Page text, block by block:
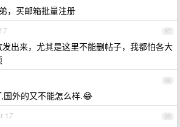
，买邮箱批量注册
97
出来，尤其是这里不能删帖子，我都怕各大
98
国外的又不能怎么样.😂
99
17